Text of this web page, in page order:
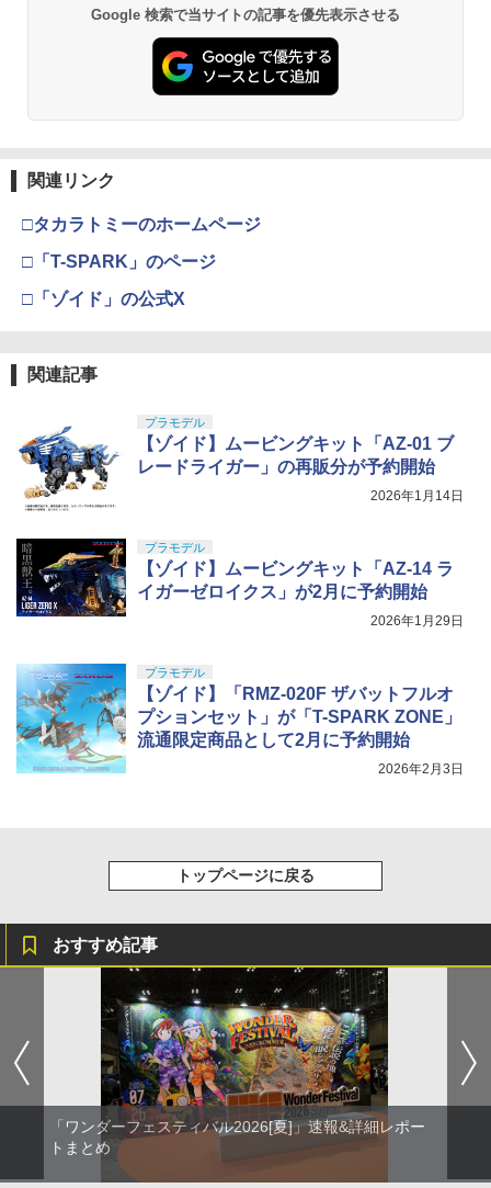
Google 検索で当サイトの記事を優先表示させる
関連リンク
□タカラトミーのホームページ
□「T-SPARK」のページ
□「ゾイド」の公式X
関連記事
プラモデル
【ゾイド】ムービングキット「AZ-01 ブ
レードライガー」の再販分が予約開始
2026年1月14日
プラモデル
【ゾイド】ムービングキット「AZ-14 ラ
イガーゼロイクス」が2月に予約開始
2026年1月29日
プラモデル
【ゾイド】「RMZ-020F ザバットフルオ
プションセット」が「T-SPARK ZONE」
流通限定商品として2月に予約開始
2026年2月3日
トップページに戻る
おすすめ記事
「ワンダーフェスティバル2026[夏]」速報&詳細レポー
トまとめ